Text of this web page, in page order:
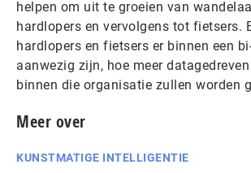
helpen om uit te groeien van
hardlopers en vervolgens tot fietsers.
hardlopers en fietsers er binnen een
aanwezig zijn, hoe meer
binnen die organisatie zullen worden
Meer over
KUNSTMATIGE INTELLIGENTIE